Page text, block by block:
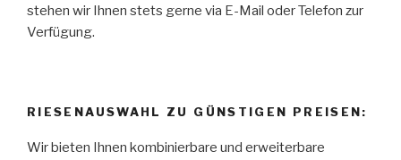
stehen wir Ihnen stets gerne via E-Mail oder Telefon zur
Verfügung.
RIESENAUSWAHL ZU GÜNSTIGEN PREISEN:
Wir bieten Ihnen kombinierbare und erweiterbare